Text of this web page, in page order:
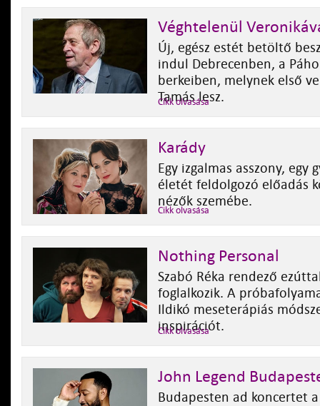
Véghtelenül
Új, egész estét betöltő
indul Debrecenben, a
berkeiben, melynek első
Tamás lesz.
Cikk olvasása
Karády
Egy izgalmas asszony, egy
életét feldolgozó előadás
nézők szemébe.
Cikk olvasása
Nothing Personal
Szabó Réka rendező
foglalkozik. A
Ildikó meseterápiás
inspirációt.
Cikk olvasása
John Legend
Budapesten ad koncertet